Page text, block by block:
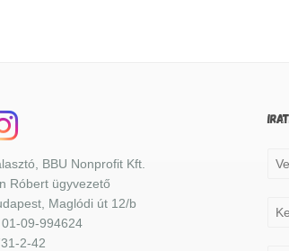
BBU Nonprofit Kft.
Róbert ügyvezető
Maglódi út 12/b
09-994624
2-42